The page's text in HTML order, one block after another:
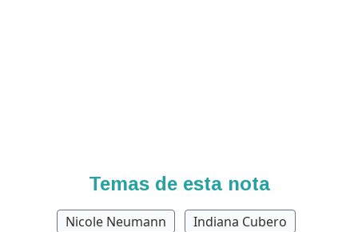
Temas de esta nota
Nicole Neumann Indiana Cubero